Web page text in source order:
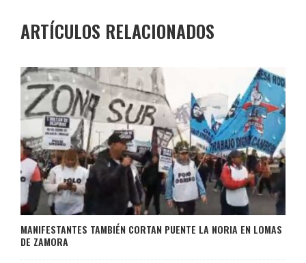
ARTÍCULOS RELACIONADOS
MANIFESTANTES TAMBIÉN CORTAN PUENTE LA NORIA EN LOMAS
DE ZAMORA